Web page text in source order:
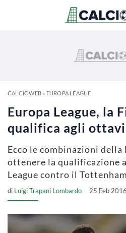
CALCIOWEB» EUROPA LEAGUE
Europa League, la
qualifica agli
Ecco le combinazioni
ottenere la qualificazione
League contro il Tottenham
di Luigi Trapani Lombardo 25 Feb